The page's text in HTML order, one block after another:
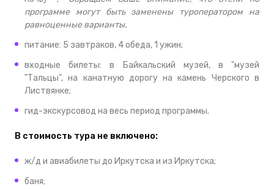
программе могут быть заменены туроператором на
равноценные варианты.
питание: 5 завтраков, 4 обеда, 1 ужин;
входные билеты: в Байкальский музей, в "музей
"Тальцы", на канатную дорогу на камень Черского в
Листвянке;
гид-экскурсовод на весь период программы.
В стоимость тура не включено:
ж/д и авиабилеты до Иркутска и из Иркутска;
баня;